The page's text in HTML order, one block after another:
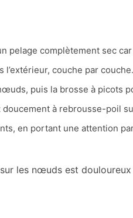
pelage complètement sec
couche par
puis la brosse à picots
à rebrousse-poil
en portant une attention
les nœuds est